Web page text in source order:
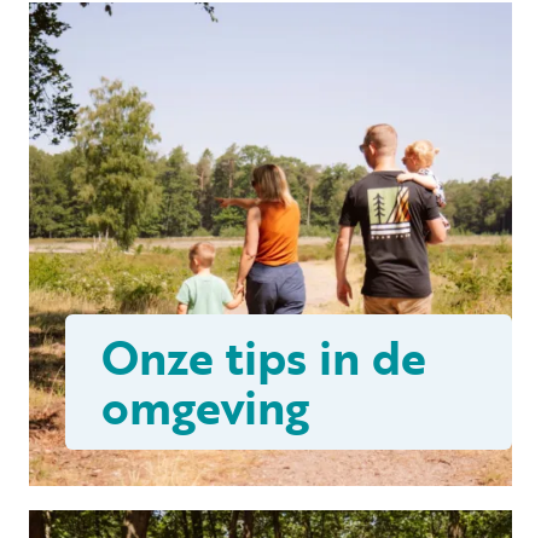
Onze tips in de
omgeving